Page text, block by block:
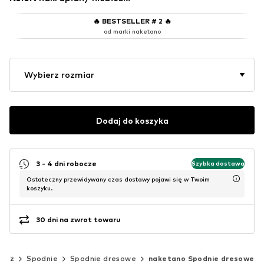
🔥 BESTSELLER # 2 🔥
od marki naketano
Wybierz rozmiar
Dodaj do koszyka
3 - 4 dni robocze Szybka dostawa
Ostateczny przewidywany czas dostawy pojawi się w Twoim
koszyku.
30 dni na zwrot towaru
Spodnie Spodnie dresowe naketano Spodnie dresowe